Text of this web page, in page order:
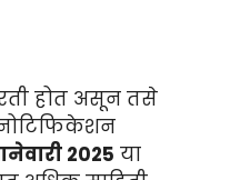
होत असून तसे
2025 या